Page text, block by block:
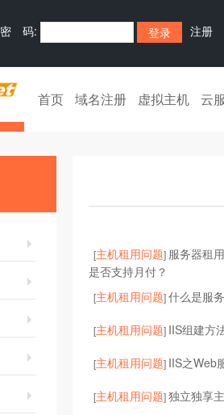
密 码: 注册
首页 域名注册 虚拟主机 云
[主机租用问题] 服务器租
是否支持月付？
[主机租用问题]什么是服
[主机租用问题] IIS组建方
[主机租用问题] IIS之Web
[主机租用问题]独立独享